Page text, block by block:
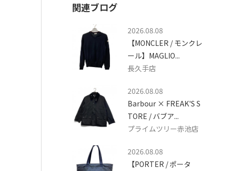
関連ブログ
2026.08.08
【MONCLER / モンクレ
ール】MAGLIO...
長久手店
2026.08.08
Barbour × FREAK'S S
TORE / バブア...
プライムツリー赤池店
2026.08.08
【PORTER / ポータ